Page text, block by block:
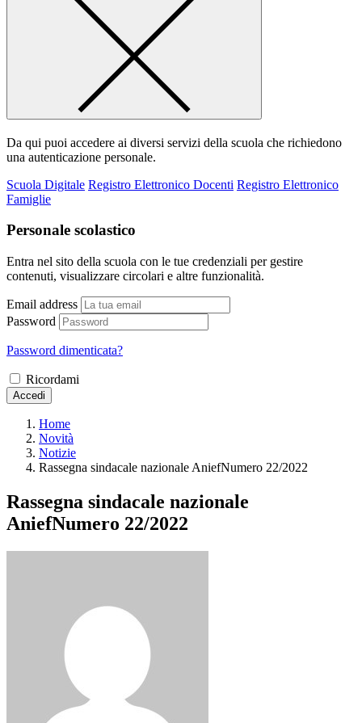
Da qui puoi accedere ai diversi servizi della scuola che richiedono
una autenticazione personale.
Scuola Digitale Registro Elettronico Docenti Registro Elettronico
Famiglie
Personale scolastico
Entra nel sito della scuola con le tue credenziali per gestire
contenuti, visualizzare circolari e altre funzionalità.
Email address
Password
Password dimenticata?
Ricordami
Accedi
Home
Novità
Notizie
Rassegna sindacale nazionale AniefNumero 22/2022
Rassegna sindacale nazionale
AniefNumero 22/2022